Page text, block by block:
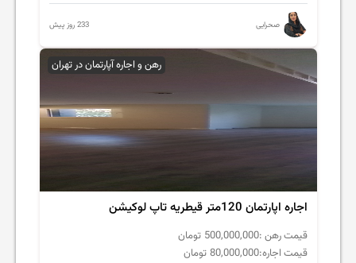
صحرایی 233 روز پیش
رهن و اجاره آپارتمان در تهران
اجاره اپارتمان 120متر قیطریه تاپ لوکیشن
قیمت رهن :500,000,000 تومان
قیمت اجاره:80,000,000 تومان